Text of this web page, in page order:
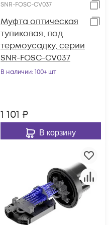
SNR-FOSC-CV037
Муфта оптическая
тупиковая, под
термоусадку, серии
SNR-FOSC-CV037
В наличии: 100+ шт
1 101 ₽
В корзину